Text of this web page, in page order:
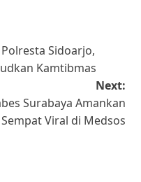
Sidoarjo,
Kamtibmas
Next:
Surabaya Amankan
Viral di Medsos